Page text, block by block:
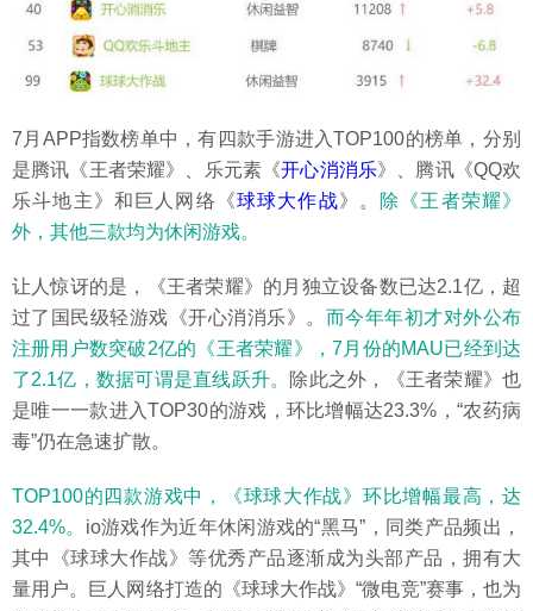
7月APP指数榜单中，有四款手游进入TOP100的榜单，分别
是腾讯《王者荣耀》、乐元素《开心消消乐》、腾讯《QQ欢
乐斗地主》和巨人网络《球球大作战》。
除《王者荣耀》
外，其他三款均为休闲游戏。
让人惊讶的是，《王者荣耀》的月独立设备数已达2.1亿，超
过了国民级轻游戏《开心消消乐》。 而今年年初才对外公布
注册用户数突破2亿的《王者荣耀》，7月份的MAU已经到达
了2.1亿，数据可谓是直线跃升。 除此之外，《王者荣耀》也
是唯一一款进入TOP30的游戏，环比增幅达23.3%，“农药病
毒”仍在急速扩散。
TOP100的四款游戏中，《球球大作战》环比增幅最高，达
32.4%。 io游戏作为近年休闲游戏的“黑马”，同类产品频出，
其中《球球大作战》等优秀产品逐渐成为头部产品，拥有大
量用户。巨人网络打造的《球球大作战》“微电竞”赛事，也为